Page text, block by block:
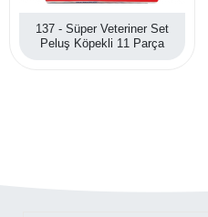
137 - Süper Veteriner Set
Peluş Köpekli 11 Parça